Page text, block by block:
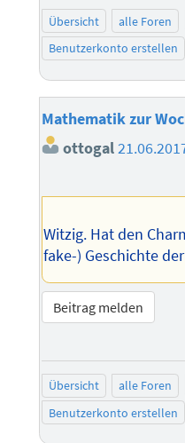
Übersicht alle Foren
Benutzerkonto erstellen
Mathematik zur
ottogal
Witzig. Hat den
fake-) Geschichte
Beitrag melden
Übersicht alle Foren
Benutzerkonto erstellen